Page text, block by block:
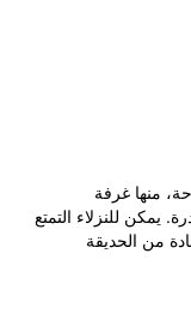
منها غرفة
يمكن للنزلاء التمتع
من الحديقة